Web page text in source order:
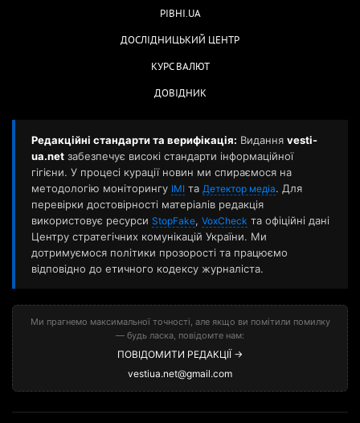
РІВНІ.UA
ДОСЛІДНИЦЬКИЙ ЦЕНТР
КУРС ВАЛЮТ
ДОВІДНИК
Редакційні стандарти та верифікація: Видання vesti-
ua.net забезпечує високі стандарти інформаційної
гігієни. У процесі курації новин ми спираємося на
методологію моніторингу ІМІ та Детектор медіа. Для
перевірки достовірності матеріалів редакція
використовує ресурси StopFake, VoxCheck та офіційні дані
Центру стратегічних комунікацій України. Ми
дотримуємося політики прозорості та працюємо
відповідно до етичного кодексу журналіста.
Ми прагнемо максимальної точності, але якщо ви помітили помилку
— будь ласка, повідомте нам:
ПОВІДОМИТИ РЕДАКЦІЇ →
vestiua.net@gmail.com